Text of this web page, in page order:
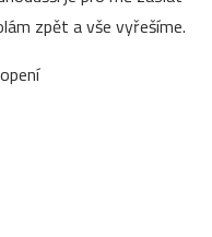
zpět a vše vyřešíme.